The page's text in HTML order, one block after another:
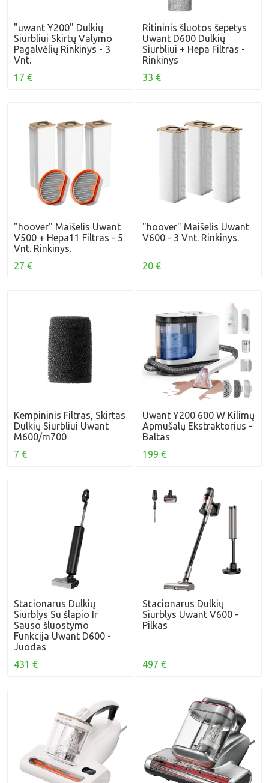
"uwant Y200" Dulkių
Siurbliui Skirtų Valymo
Pagalvėlių Rinkinys - 3
Vnt.
17 €
Ritininis šluotos šepetys
Uwant D600 Dulkių
Siurbliui + Hepa Filtras -
Rinkinys
33 €
"hoover" Maišelis Uwant
V500 + Hepa11 Filtras - 5
Vnt. Rinkinys.
27 €
"hoover" Maišelis Uwant
V600 - 3 Vnt. Rinkinys.
20 €
Kempininis Filtras, Skirtas
Dulkių Siurbliui Uwant
M600/m700
7 €
Uwant Y200 600 W Kilimų
Apmušalų Ekstraktorius -
Baltas
199 €
Stacionarus Dulkių
Siurblys Su šlapio Ir
Sauso šluostymo
Funkcija Uwant D600 -
Juodas
431 €
Stacionarus Dulkių
Siurblys Uwant V600 -
Pilkas
497 €